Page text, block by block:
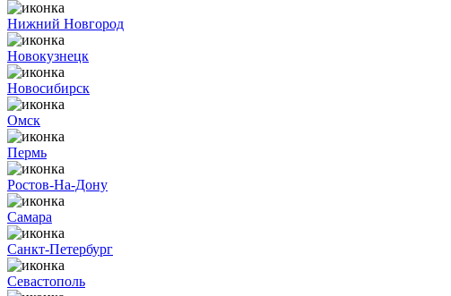
Нижний Новгород
Новокузнецк
Новосибирск
Омск
Пермь
Ростов-На-Дону
Самара
Санкт-Петербург
Севастополь